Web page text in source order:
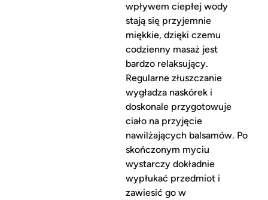
wpływem ciepłej wody
stają się przyjemnie
miękkie, dzięki czemu
codzienny masaż jest
bardzo relaksujący.
Regularne złuszczanie
wygładza naskórek i
doskonale przygotowuje
ciało na przyjęcie
nawilżających balsamów. Po
skończonym myciu
wystarczy dokładnie
wypłukać przedmiot i
zawiesić go w